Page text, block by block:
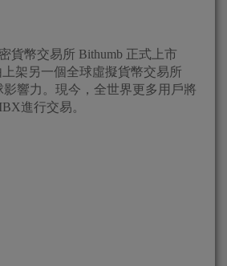
貨幣交易所 Bithumb 正式上市
架另一個全球虛擬貨幣交易所
影響力。現今，全世界更多用戶將
進行交易。